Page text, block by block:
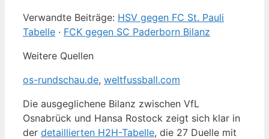
Verwandte Beiträge: HSV gegen FC St. Pauli
Tabelle · FCK gegen SC Paderborn Bilanz
Weitere Quellen
os-rundschau.de, weltfussball.com
Die ausgeglichene Bilanz zwischen VfL
Osnabrück und Hansa Rostock zeigt sich klar in
der detaillierten H2H-Tabelle, die 27 Duelle mit